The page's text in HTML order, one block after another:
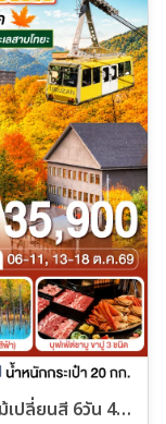
ทัวร์ญี่ปุ่น ฮอกไกโด โทยะ โจซังเค ชมใบไม้เปลี่ยนสี 6วัน 4คืน (VZ)